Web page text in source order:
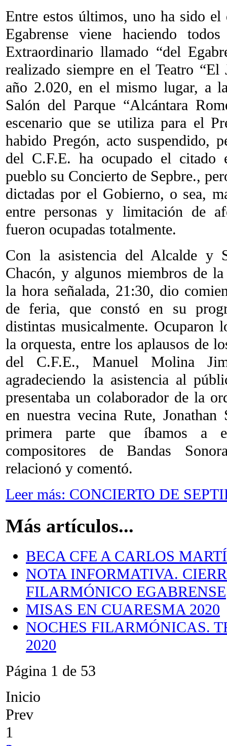
Entre estos últimos, uno ha sido
Egabrense viene haciendo
Extraordinario llamado “del
realizado siempre en el Teatro “El
año 2.020, en el mismo lugar, a
Salón del Parque “Alcántara
escenario que se utiliza para el
habido Pregón, acto suspendido,
del C.F.E. ha ocupado el citado
pueblo su Concierto de Sepbre.,
dictadas por el Gobierno, o sea,
entre personas y limitación de
fueron ocupadas totalmente.
Con la asistencia del Alcalde y
Chacón, y algunos miembros de
la hora señalada, 21:30, dio
de feria, que constó en su
distintas musicalmente. Ocuparon
la orquesta, entre los aplausos de
del C.F.E., Manuel Molina
agradeciendo la asistencia al
presentaba un colaborador de la
en nuestra vecina Rute,
primera parte que íbamos a
compositores de Bandas
relacionó y comentó.
Leer más: CONCIERTO DE
Más artículos...
BECA CFE A CARLOS
NOTA INFORMATIVA.
FILARMÓNICO EGABRENSE
MISAS EN CUARESMA 2020
NOCHES FILARMÓNICAS.
2020
Página 1 de 53
Inicio
Prev
1